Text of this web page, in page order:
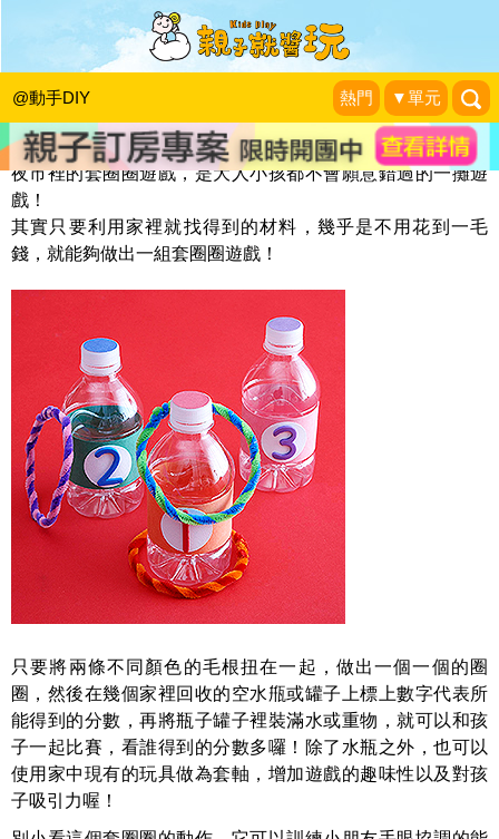
@動手DIY 熱門 ▼單元
DIY套圈圈遊戲
KidsPlay編輯室
夜市裡的套圈圈遊戲，是大人小孩都不會願意錯過的一攤遊
戲！
其實只要利用家裡就找得到的材料，幾乎是不用花到一毛
錢，就能夠做出一組套圈圈遊戲！
只要將兩條不同顏色的毛根扭在一起，做出一個一個的圈
圈，然後在幾個家裡回收的空水甁或罐子上標上數字代表所
能得到的分數，再將瓶子罐子裡裝滿水或重物，就可以和孩
子一起比賽，看誰得到的分數多囉！除了水瓶之外，也可以
使用家中現有的玩具做為套軸，增加遊戲的趣味性以及對孩
子吸引力喔！